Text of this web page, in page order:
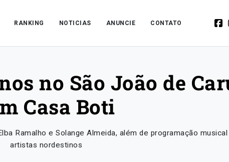
RANKING NOTICIAS ANUNCIE CONTATO
no São João de
Casa Boti
Ramalho e Solange Almeida, além de programação
artistas nordestinos